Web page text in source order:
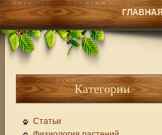
ГЛАВНАЯ
Категории
Статьи